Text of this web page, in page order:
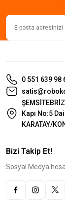
0 551 639 98
Kapı No:5
KARATAY/
Bizi Takip Et!
Sosyal Medya